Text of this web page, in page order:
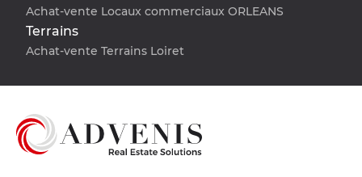
Achat-vente Locaux commerciaux ORLEANS
Terrains
Achat-vente Terrains Loiret